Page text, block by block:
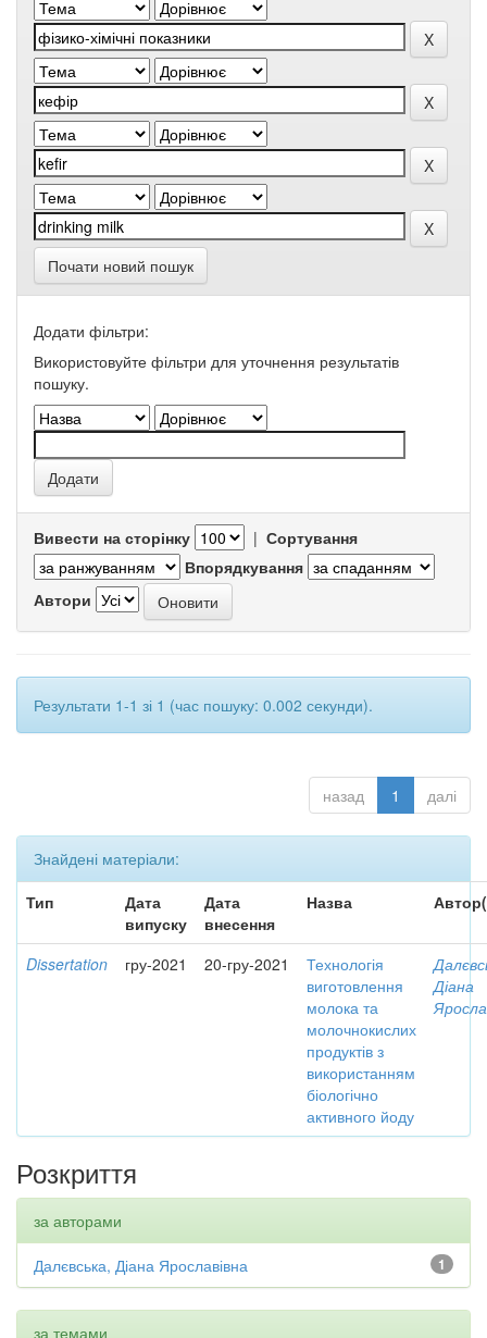
Почати новий пошук
Додати фільтри:
Використовуйте фільтри для уточнення результатів
пошуку.
Вивести на сторінку | Сортування
Впорядкування
Автори
Результати 1-1 зі 1 (час пошуку: 0.002 секунди).
назад 1 далі
Знайдені матеріали:
Тип
Дата
випуску
Дата
внесення
Назва
Dissertation гру-2021 20-гру-2021
Технологія
виготовлення
молока та
молочнокислих
продуктів з
використанням
біологічно
активного йоду
Діана
Розкриття
за авторами
1
Далєвська, Діана Ярославівна
за темами